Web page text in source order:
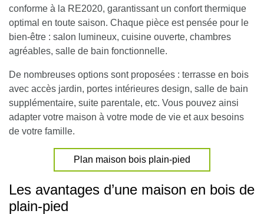
conforme à la RE2020, garantissant un confort thermique
optimal en toute saison. Chaque pièce est pensée pour le
bien-être : salon lumineux, cuisine ouverte, chambres
agréables, salle de bain fonctionnelle.
De nombreuses options sont proposées : terrasse en bois
avec accès jardin, portes intérieures design, salle de bain
supplémentaire, suite parentale, etc. Vous pouvez ainsi
adapter votre maison à votre mode de vie et aux besoins
de votre famille.
Plan maison bois plain-pied
Les avantages d’une maison en bois de
plain-pied